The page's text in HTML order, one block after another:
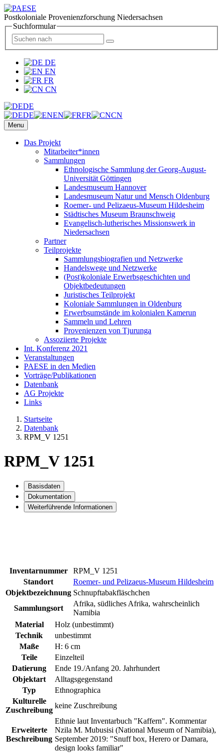
Postkoloniale Provenienzforschung Niedersachsen
Suchformular
DE
EN
FR
CN
DE
DE
EN FR CN
Menu
Das Projekt
Mitarbeiter*innen
Sammlungen
Ethnologische Sammlung der Georg-August-
Universität Göttingen
Landesmuseum Hannover
Landesmuseum Natur und Mensch Oldenburg
Roemer- und Pelizaeus-Museum Hildesheim
Städtisches Museum Braunschweig
Evangelisch-lutherisches Missionswerk in
Niedersachsen
Partner
Teilprojekte
Sammlungsbiografien und Netzwerke
Handelswege und Netzwerke
(Post)koloniale Erwerbsgeschichten und
Objektbedeutungen
Juristisches Teilprojekt
Koloniale Sammlungen in Oldenburg
Erwerbsumstände im kolonialen Kamerun
Sammeln und Lehren
Provenienzen von Tjurunga
Assoziierte Projekte
Int. Konferenz 2021
Veranstaltungen
PAESE in den Medien
Vorträge/Publikationen
Datenbank
AG Projekte
Links
Startseite
Datenbank
RPM_V 1251
RPM_V 1251
Basisdaten
Dokumentation
Weiterführende Informationen
Inventarnummer
RPM_V 1251
Standort
Roemer- und Pelizaeus-Museum Hildesheim
Objektbezeichnung Schnupftabakfläschchen
Sammlungsort
Afrika, südliches Afrika, wahrscheinlich
Namibia
Material
Holz (unbestimmt)
Technik
unbestimmt
Maße
H: 6 cm
Teile
Einzelteil
Datierung
Ende 19./Anfang 20. Jahrhundert
Objektart
Alltagsgegenstand
Typ
Ethnographica
Kulturelle
Zuschreibung
keine Zuschreibung
Erweiterte
Beschreibung
Ethnie laut Inventarbuch "Kaffern". Kommentar
Nzila M. Mubusisi (National Museum of Namibia),
September 2019: "Snuff box, Herero or Damara,
design looks familiar"